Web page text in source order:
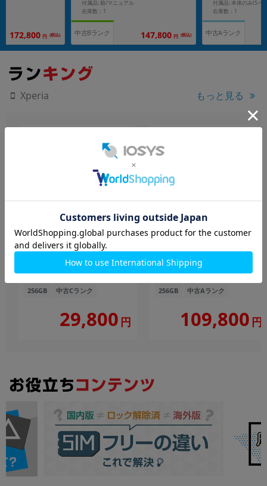
172,800 円 (税込)
付属品: 箱/マニュアル
在庫数：1
中古Bランク 147,800 円 (税込)
付属品: 本体のみ(Sペ
在庫数：1
中古Aランク
Xperia もっと見る
Xperia1 IV SO-51C パープ
ル【docomo版SIMフリ
ー】
256GB 中古Cランク
29,800 円
【RAM12GB/ROM256GB
au版SIMフリー】
256GB 中古Aランク
109,800 円